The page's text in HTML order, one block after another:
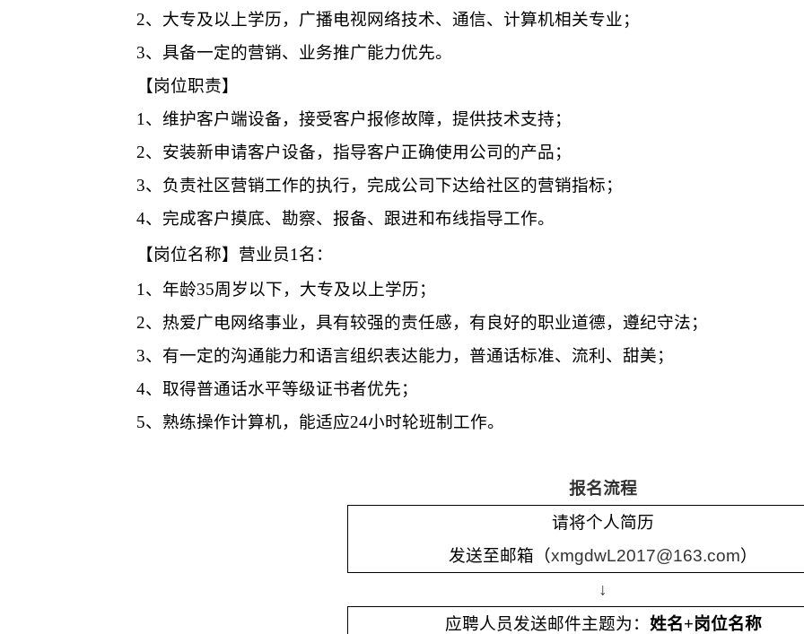
2、大专及以上学历，广播电视网络技术、通信、计算机相关专业；
3、具备一定的营销、业务推广能力优先。
【岗位职责】
1 、维护客户端设备，接受客户报修故障，提供技术支持；
2、安装新申请客户设备，指导客户正确使用公司的产品；
3、负责社区营销工作的执行，完成公司下达给社区的营销指标；
4、完成客户摸底、勘察、报备、跟进和布线指导工作。
【岗位名称】 营业员1 名：
1 、年龄35周岁以下，大专及以上学历；
2、热爱广电网络事业，具有较强的责任感，有良好的职业道德，遵纪守法；
3、有一定的沟通能力和语言组织表达能力，普通话标准、流利、甜美；
4、取得普通话水平等级证书者优先；
5、熟练操作计算机，能适应24小时轮班制工作。
报名流程
请将个人简历
发送至邮箱（xmgdwL2017@163.com）
↓
应聘人员发送邮件主题为： 姓名+岗位名称